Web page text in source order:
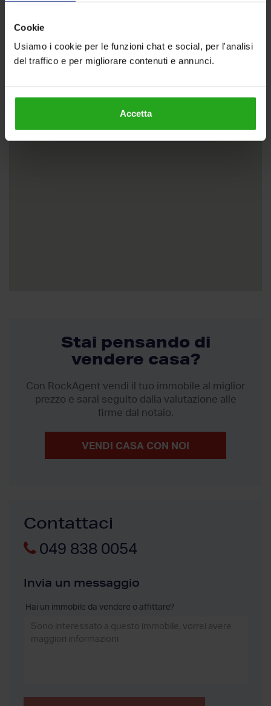
Cookie
Usiamo i cookie per le funzioni chat e social, per l'analisi
del traffico e per migliorare contenuti e annunci.
Accetta
Stai pensando di
vendere casa?
Con RockAgent vendi il tuo immobile al miglior
prezzo e sarai seguito dalla valutazione alle
firme dal notaio.
VENDI CASA CON NOI
Contattaci
049 838 0054
Invia un messaggio
Hai un immobile da vendere o affittare?